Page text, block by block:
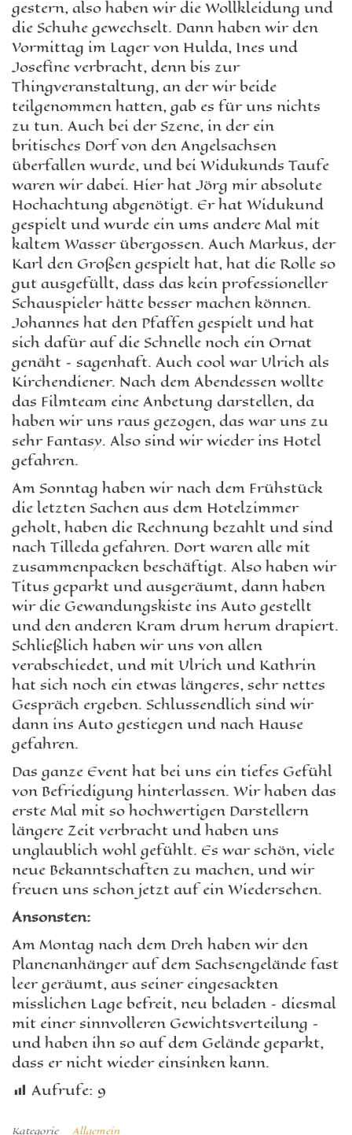
gestern, also haben wir die Wollkleidung und
die Schuhe gewechselt. Dann haben wir den
Vormittag im Lager von Hulda, Ines und
Josefine verbracht, denn bis zur
Thingveranstaltung, an der wir beide
teilgenommen hatten, gab es für uns nichts
zu tun. Auch bei der Szene, in der ein
britisches Dorf von den Angelsachsen
überfallen wurde, und bei Widukunds Taufe
waren wir dabei. Hier hat Jörg mir absolute
Hochachtung abgenötigt. Er hat Widukund
gespielt und wurde ein ums andere Mal mit
kaltem Wasser übergossen. Auch Markus, der
Karl den Großen gespielt hat, hat die Rolle so
gut ausgefüllt, dass das kein professioneller
Schauspieler hätte besser machen können.
Johannes hat den Pfaffen gespielt und hat
sich dafür auf die Schnelle noch ein Ornat
genäht – sagenhaft. Auch cool war Ulrich als
Kirchendiener. Nach dem Abendessen wollte
das Filmteam eine Anbetung darstellen, da
haben wir uns raus gezogen, das war uns zu
sehr Fantasy. Also sind wir wieder ins Hotel
gefahren.
Am Sonntag haben wir nach dem Frühstück
die letzten Sachen aus dem Hotelzimmer
geholt, haben die Rechnung bezahlt und sind
nach Tilleda gefahren. Dort waren alle mit
zusammenpacken beschäftigt. Also haben wir
Titus geparkt und ausgeräumt, dann haben
wir die Gewandungskiste ins Auto gestellt
und den anderen Kram drum herum drapiert.
Schließlich haben wir uns von allen
verabschiedet, und mit Ulrich und Kathrin
hat sich noch ein etwas längeres, sehr nettes
Gespräch ergeben. Schlussendlich sind wir
dann ins Auto gestiegen und nach Hause
gefahren.
Das ganze Event hat bei uns ein tiefes Gefühl
von Befriedigung hinterlassen. Wir haben das
erste Mal mit so hochwertigen Darstellern
längere Zeit verbracht und haben uns
unglaublich wohl gefühlt. Es war schön, viele
neue Bekanntschaften zu machen, und wir
freuen uns schon jetzt auf ein Wiedersehen.
Ansonsten:
Am Montag nach dem Dreh haben wir den
Planenanhänger auf dem Sachsengelände fast
leer geräumt, aus seiner eingesackten
misslichen Lage befreit, neu beladen – diesmal
mit einer sinnvolleren Gewichtsverteilung –
und haben ihn so auf dem Gelände geparkt,
dass er nicht wieder einsinken kann.
Aufrufe: 9
Kategorie Allgemein